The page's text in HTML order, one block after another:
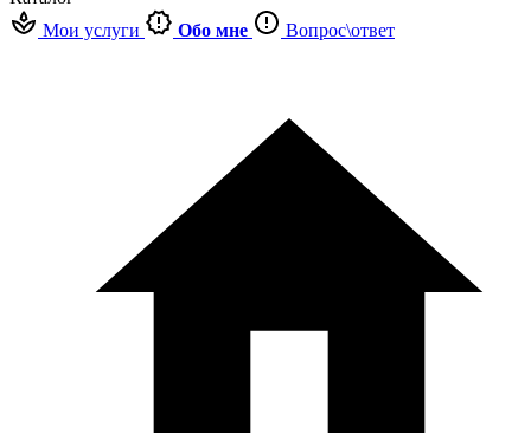
Мои услуги
Обо мне Вопрос\ответ